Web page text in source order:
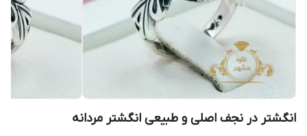
انگشتر در نجف اصلی و طبیعی انگشتر مردانه